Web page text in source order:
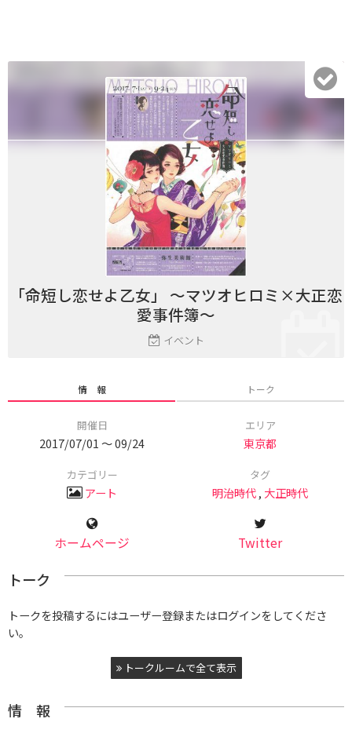
「命短し恋せよ乙女」 ～マツオヒロミ×大正恋
愛事件簿～
イベント
情 報 トーク
開催日
2017/07/01 〜 09/24
エリア
東京都
カテゴリー
アート
タグ
明治時代, 大正時代
ホームページ Twitter
トーク
トークを投稿するにはユーザー登録またはログインをしてくださ
い。
トークルームで全て表示
情 報